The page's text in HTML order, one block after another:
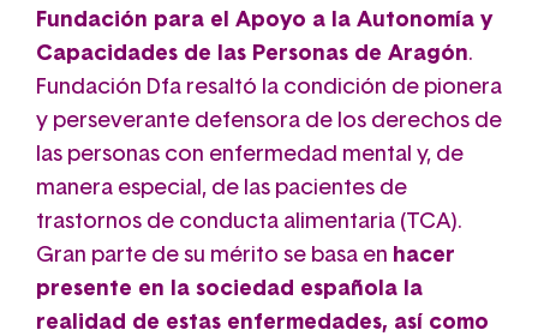
Fundación para el Apoyo a la Autonomía y
Capacidades de las Personas de Aragón.
Fundación Dfa resaltó la condición de pionera
y perseverante defensora de los derechos de
las personas con enfermedad mental y, de
manera especial, de las pacientes de
trastornos de conducta alimentaria (TCA).
Gran parte de su mérito se basa en hacer
presente en la sociedad española la
realidad de estas enfermedades, así como